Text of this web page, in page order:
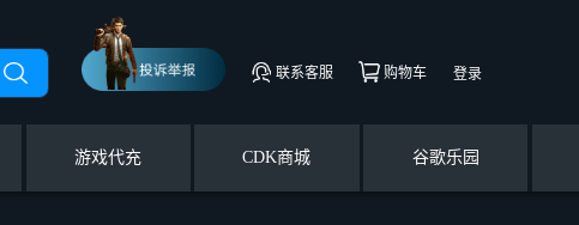
联系客服 购物车 登录
游戏代充 CDK商城 谷歌乐园